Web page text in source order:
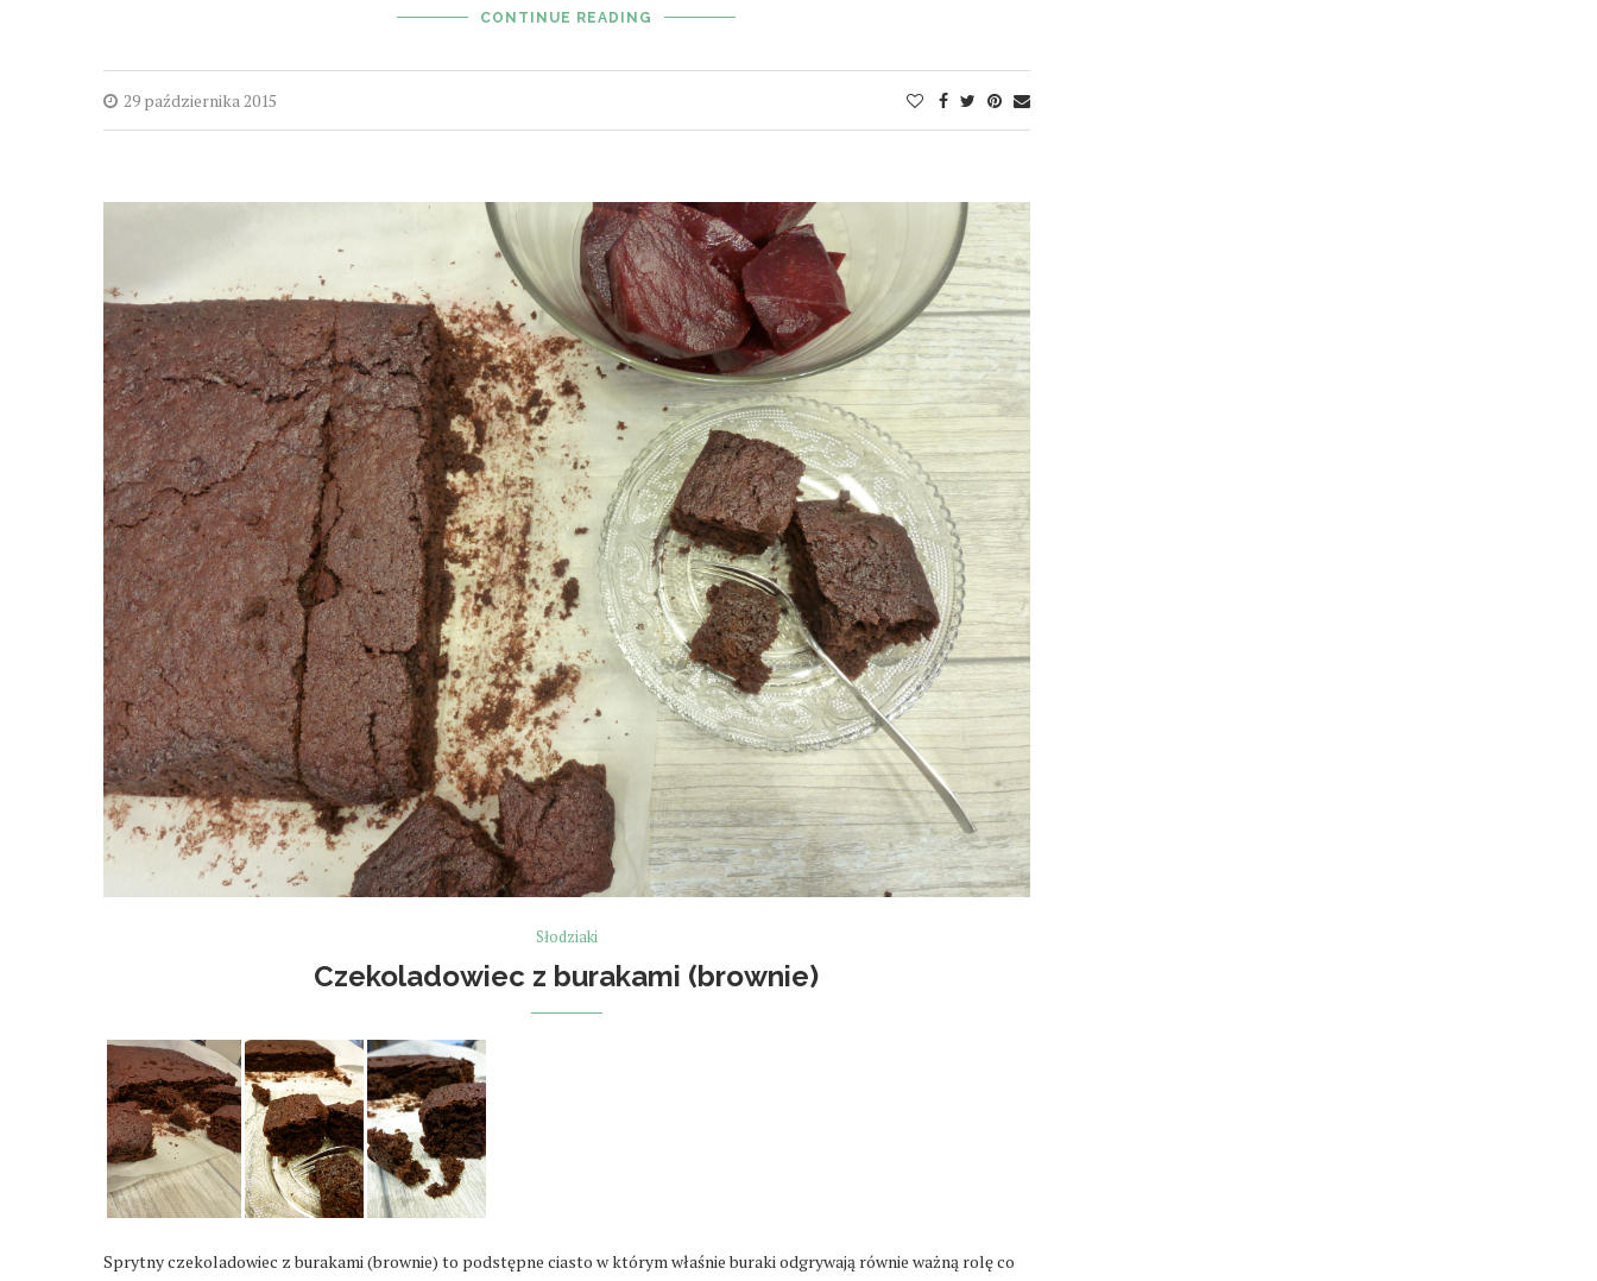
CONTINUE READING
29 października 2015
Słodziaki
Czekoladowiec z burakami (brownie)
Sprytny czekoladowiec z burakami (brownie) to podstępne ciasto w którym właśnie buraki odgrywają równie ważną rolę co